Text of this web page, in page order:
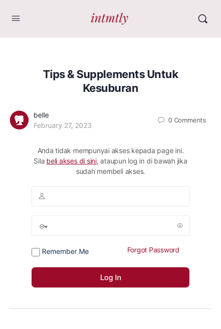
Tips & Supplements Untuk
Kesuburan
belle
February 27, 2023
0 Comments
Anda tidak mempunyai akses kepada page ini.
Sila beli akses di sini, ataupun log in di bawah jika
sudah membeli akses.
Remember Me Forgot Password